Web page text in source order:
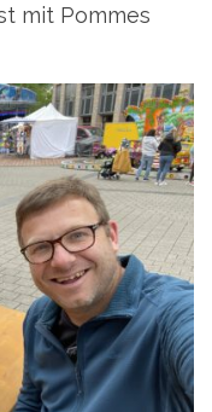
mit Pommes